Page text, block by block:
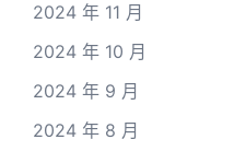
2024 年 11 月
2024 年 10 月
2024 年 9 月
2024 年 8 月